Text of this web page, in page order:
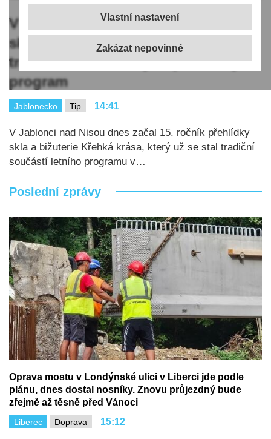
Vlastní nastavení
V Jablonci dnes začala přehlídka
skla a bižuterie Křehká krása,
tradičně má i bohatý doprovodný
program
Jablonecko Tip 14:41
V Jablonci nad Nisou dnes začal 15. ročník přehlídky
skla a bižuterie Křehká krása, který už se stal tradiční
součástí letního programu v…
Poslední zprávy
Oprava mostu v Londýnské ulici v Liberci jde podle
plánu, dnes dostal nosníky. Znovu průjezdný bude
zřejmě až těsně před Vánoci
Doprava
Liberec 15:12